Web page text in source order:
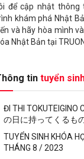
để cập nhật thông
khám phá Nhật
và hãy hòa mình
Nhật Bản tại
tin tuyển
ĐI THI TOKUTEIGINO
の日に持ってくるも
TUYỂN SINH KHÓA
THÁNG 8 / 2023